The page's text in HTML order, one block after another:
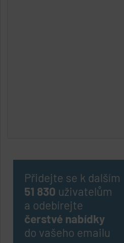
Přidejte se k dalším
51 830 uživatelům
a odebírejte
čerstvé nabídky
do vašeho emailu